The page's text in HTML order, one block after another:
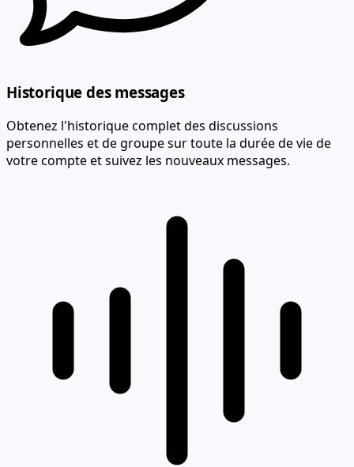
Historique des messages
Obtenez l'historique complet des discussions
personnelles et de groupe sur toute la durée de vie de
votre compte et suivez les nouveaux messages.